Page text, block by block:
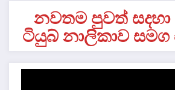
නවතම පුවත් සදහා
ටියුබ් නාලිකාව